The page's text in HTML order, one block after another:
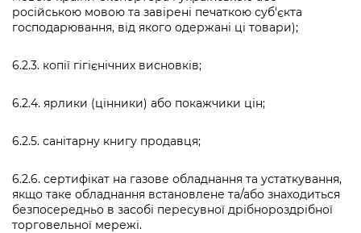
російською мовою та завірені печаткою суб'єкта
господарювання, від якого одержані ці товари);
6.2.3. копії гігієнічних висновків;
6.2.4. ярлики (цінники) або покажчики цін;
6.2.5. санітарну книгу продавця;
6.2.6. сертифікат на газове обладнання та устаткування,
якщо таке обладнання встановлене та/або знаходиться
безпосередньо в засобі пересувної дрібнороздрібної
торговельної мережі.